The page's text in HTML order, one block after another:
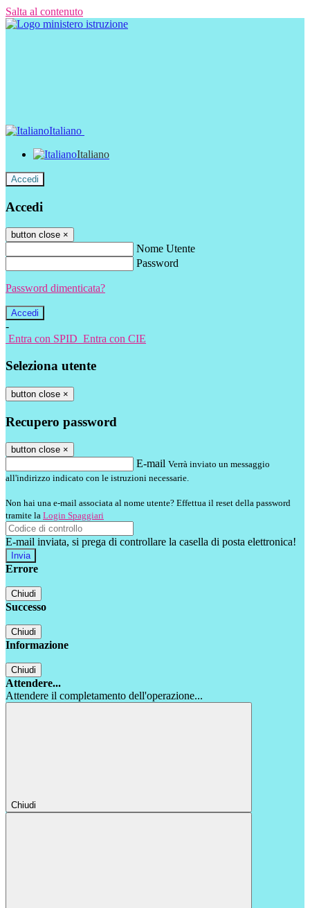
Salta al contenuto
Italiano
Italiano
Accedi
Accedi
button close ×
Nome Utente
Password
Password dimenticata?
-
Entra con SPID Entra con CIE
Seleziona utente
button close ×
Recupero password
button close ×
E-mail Verrà inviato un messaggio
all'indirizzo indicato con le istruzioni necessarie.
Non hai una e-mail associata al nome utente? Effettua il reset della password
tramite la Login Spaggiari
E-mail inviata, si prega di controllare la casella di posta elettronica!
Errore
Chiudi
Successo
Chiudi
Informazione
Chiudi
Attendere...
Attendere il completamento dell'operazione...
Chiudi